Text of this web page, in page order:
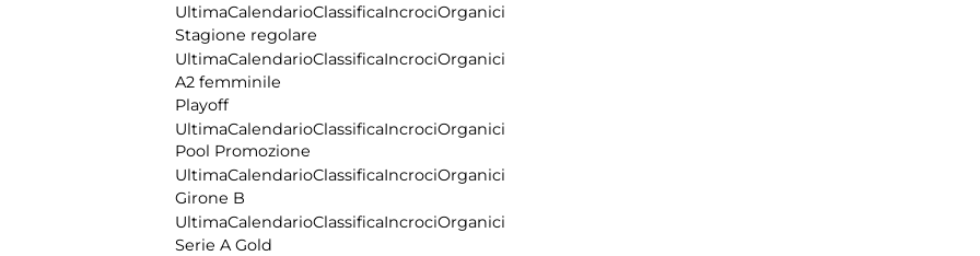
UltimaCalendarioClassificaIncrociOrganici
Stagione regolare
UltimaCalendarioClassificaIncrociOrganici
A2 femminile
Playoff
UltimaCalendarioClassificaIncrociOrganici
Pool Promozione
UltimaCalendarioClassificaIncrociOrganici
Girone B
UltimaCalendarioClassificaIncrociOrganici
Serie A Gold